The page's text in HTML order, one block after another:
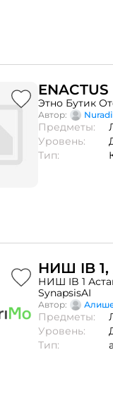
Этно Бутик
Автор:
Предметы:
Уровень:
Тип:
НИШ IB 1,
НИШ IB 1
SynapsisAI
Автор:
Предметы:
Уровень:
Тип: